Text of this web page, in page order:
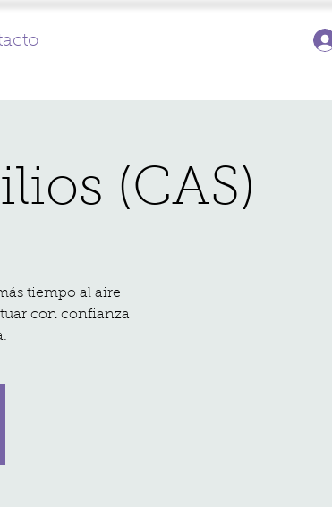
(CAS)
tiempo al aire
con confianza